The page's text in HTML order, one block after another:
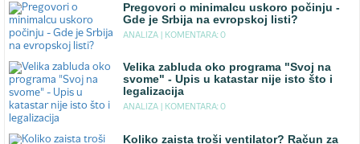
Pregovori o minimalcu uskoro počinju -
Gde je Srbija na evropskoj listi?
ANALIZA | KOMENTARA: 0
Velika zabluda oko programa "Svoj na
svome" - Upis u katastar nije isto što i
legalizacija
ANALIZA | KOMENTARA: 0
Koliko zaista troši ventilator? Račun za